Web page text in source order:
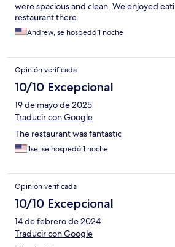
were spacious and clean. We enjoyed
restaurant there.
Andrew, se hospedó 1 noche
Opinión verificada
10/10 Excepcional
19 de mayo de 2025
Traducir con Google
The restaurant was fantastic
Ilse, se hospedó 1 noche
Opinión verificada
10/10 Excepcional
14 de febrero de 2024
Traducir con Google